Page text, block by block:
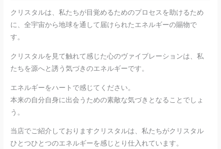
クリスタルは、私たちが目覚めるためのプロセスを助けるため
に、全宇宙から地球を通して届けられたエネルギーの賜物で
す。
クリスタルを見て触れて感じた心のヴァイブレーションは、私
たちを源へと誘う気づきのエネルギーです。
エネルギーをハートで感じてください。
本来の自分自身に出会うための素敵な気づきとなることでしょ
う。
当店でご紹介しておりますクリスタルは、私たちがクリスタル
ひとつひとつのエネルギーを感じとり仕入れています。